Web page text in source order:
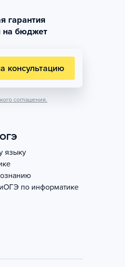
гарантия
на бюджет
консультацию
соглашения.
языку
ОГЭ по информатике